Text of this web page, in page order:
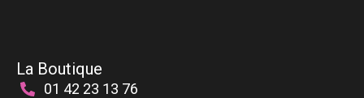
La Boutique
01 42 23 13 76